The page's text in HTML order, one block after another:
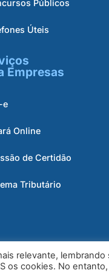
Públicos
Úteis
Empresas
e
Online
de Certidão
Tributário
relevante,
os cookies. No